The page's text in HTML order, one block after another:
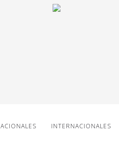
INTERNACIONALES